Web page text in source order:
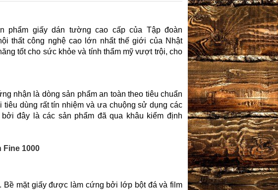
phẩm giấy dán tường cao cấp của Tập đoàn
thất công nghệ cao lớn nhất thế giới của Nhật
tốt cho sức khỏe và tính thẩm mỹ vượt trội, cho
nhận là dòng sản phẩm an toàn theo tiêu chuẩn
dùng rất tín nhiệm và ưa chuộng sử dụng các
đây là các sản phẩm đã qua khâu kiểm định
1000
Bề mặt giấy được làm cứng bởi lớp bột đá và film